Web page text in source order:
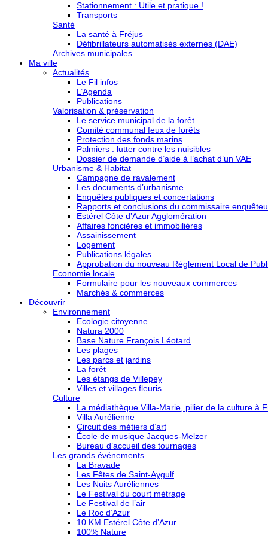
Stationnement : Utile et pratique !
Transports
Santé
La santé à Fréjus
Défibrillateurs automatisés externes (DAE)
Archives municipales
Ma ville
Actualités
Le Fil infos
L’Agenda
Publications
Valorisation & préservation
Le service municipal de la forêt
Comité communal feux de forêts
Protection des fonds marins
Palmiers : lutter contre les nuisibles
Dossier de demande d’aide à l’achat d’un VAE
Urbanisme & Habitat
Campagne de ravalement
Les documents d’urbanisme
Enquêtes publiques et concertations
Rapports et conclusions du commissaire
Estérel Côte d’Azur Agglomération
Affaires foncières et immobilières
Assainissement
Logement
Publications légales
Approbation du nouveau Règlement Local de
Economie locale
Formulaire pour les nouveaux commerces
Marchés & commerces
Découvrir
Environnement
Ecologie citoyenne
Natura 2000
Base Nature François Léotard
Les plages
Les parcs et jardins
La forêt
Les étangs de Villepey
Villes et villages fleuris
Culture
La médiathèque Villa-Marie, pilier de la culture à
Villa Aurélienne
Circuit des métiers d’art
École de musique Jacques-Melzer
Bureau d’accueil des tournages
Les grands événements
La Bravade
Les Fêtes de Saint-Aygulf
Les Nuits Auréliennes
Le Festival du court métrage
Le Festival de l’air
Le Roc d’Azur
10 KM Estérel Côte d’Azur
100% Nature